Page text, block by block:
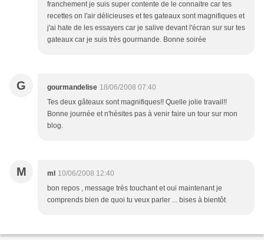
franchement je suis super contente de le connaitre car tes
recettes on l'air délicieuses et tes gateaux sont magnifiques et
j'ai hate de les essayers car je salive devant l'écran sur sur tes
gateaux car je suis très gourmande. Bonne soirée
G gourmandelise 18/06/2008 07:40
Tes deux gâteaux sont magnifiques!! Quelle jolie travail!!
Bonne journée et n'hésites pas à venir faire un tour sur mon
blog.
M ml
10/06/2008 12:40
bon repos , message très touchant et oui maintenant je
comprends bien de quoi tu veux parler ... bises à bientôt